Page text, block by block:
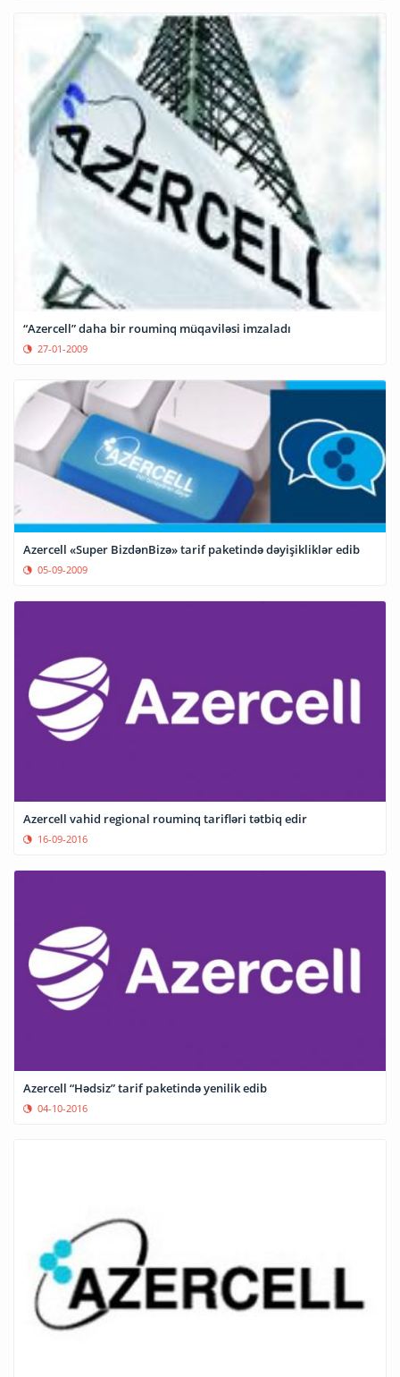
“Azercell” daha bir rouminq müqaviləsi imzaladı
27-01-2009
Azercell «Super BizdənBizə» tarif paketində dəyişikliklər edib
05-09-2009
Azercell vahid regional rouminq tarifləri tətbiq edir
16-09-2016
Azercell “Hədsiz” tarif paketində yenilik edib
04-10-2016